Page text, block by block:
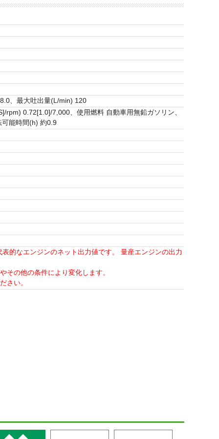
、最大吐出量(L/min) 120
0.72[1.0]/7,000、使用燃料 自動車用無鉛ガソリン、
可能時間(h) 約0.9
的なエンジンのネット出力値です。 量産エンジンの出力
その他の条件により変化します。
さい。